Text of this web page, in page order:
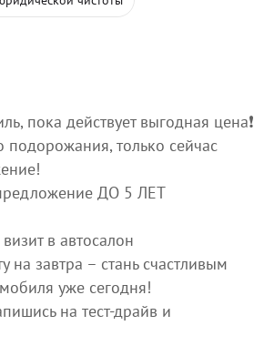
пока действует выгодная цена❗️
подорожания, только сейчас
ДО 5 ЛЕТ
в автосалон
завтра – стань счастливым
уже сегодня!
на тест-драйв и